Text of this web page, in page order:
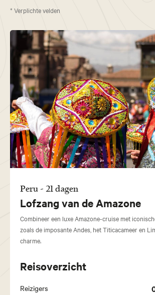
* Verplichte velden
Peru - 21 dagen
Lofzang van de Amazone
Combineer een luxe Amazone-cruise met
zoals de imposante Andes, het Titicacameer en
charme.
Reisoverzicht
Reizigers